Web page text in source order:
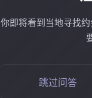
你即将看到当地寻找
跳过问答